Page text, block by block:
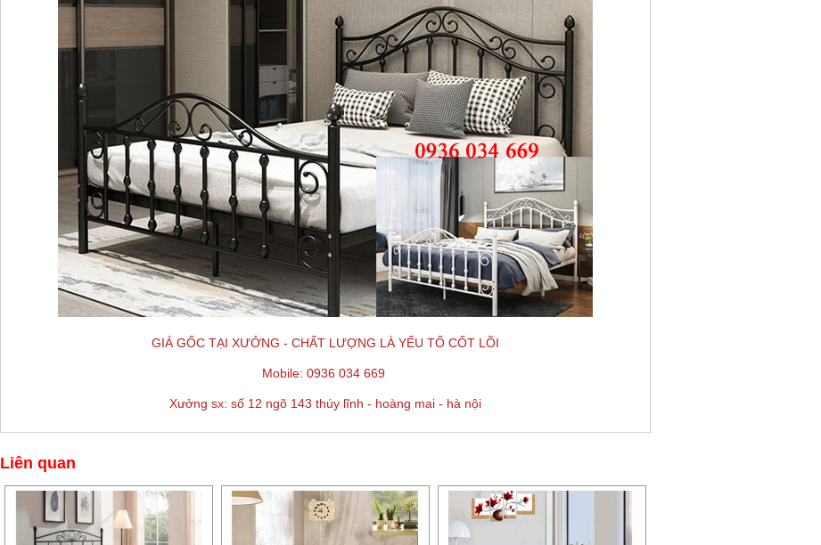
GIÁ GỐC TẠI XƯỞNG - CHẤT LƯỢNG LÀ YẾU TỐ CỐT LÕI
Mobile: 0936 034 669
Xưởng sx: số 12 ngõ 143 thúy lĩnh - hoàng mai - hà nội
Liên quan